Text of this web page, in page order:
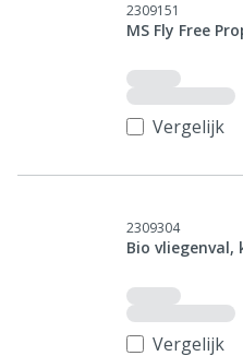
2309151
MS Fly Free
Vergelijk
2309304
Bio
Vergelijk